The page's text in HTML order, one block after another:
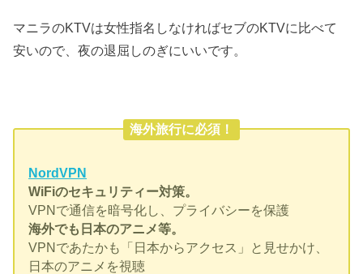
マニラのKTVは女性指名しなければセブのKTVに比べて
安いので、夜の退屈しのぎにいいです。
海外旅行に必須！
NordVPN
WiFiのセキュリティー対策。
VPNで通信を暗号化し、プライバシーを保護
海外でも日本のアニメ等。
VPNであたかも「日本からアクセス」と見せかけ、
日本のアニメを視聴